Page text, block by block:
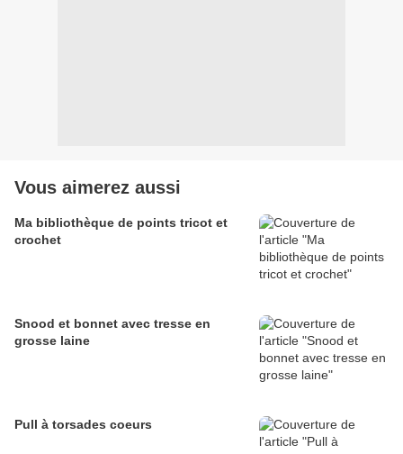
Vous aimerez aussi
Ma bibliothèque de points tricot et
crochet
Snood et bonnet avec tresse en
grosse laine
Pull à torsades coeurs